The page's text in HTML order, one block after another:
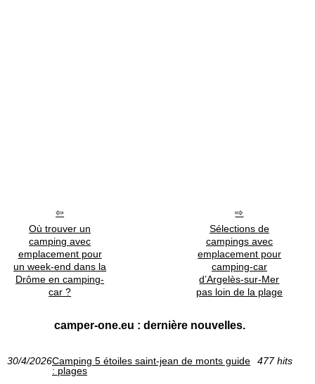
Où trouver un
camping avec
emplacement pour
un week-end dans la
Drôme en camping-
car ?
Sélections de
campings avec
emplacement pour
camping-car
d’Argelès-sur-Mer
pas loin de la plage
camper-one.eu : dernière nouvelles.
30/4/2026Camping 5 étoiles saint-jean de monts guide
: plages
477 hits